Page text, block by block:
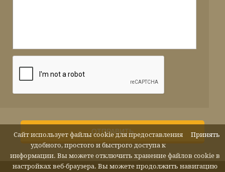
ОТПРАВИТЬ Принять
Сайт использует файлы cookie для предоставления
удобного, простого и быстрого доступа к
информации. Вы можете отключить хранение файлов cookie в
настройках веб-браузера. Вы можете продолжить навигацию